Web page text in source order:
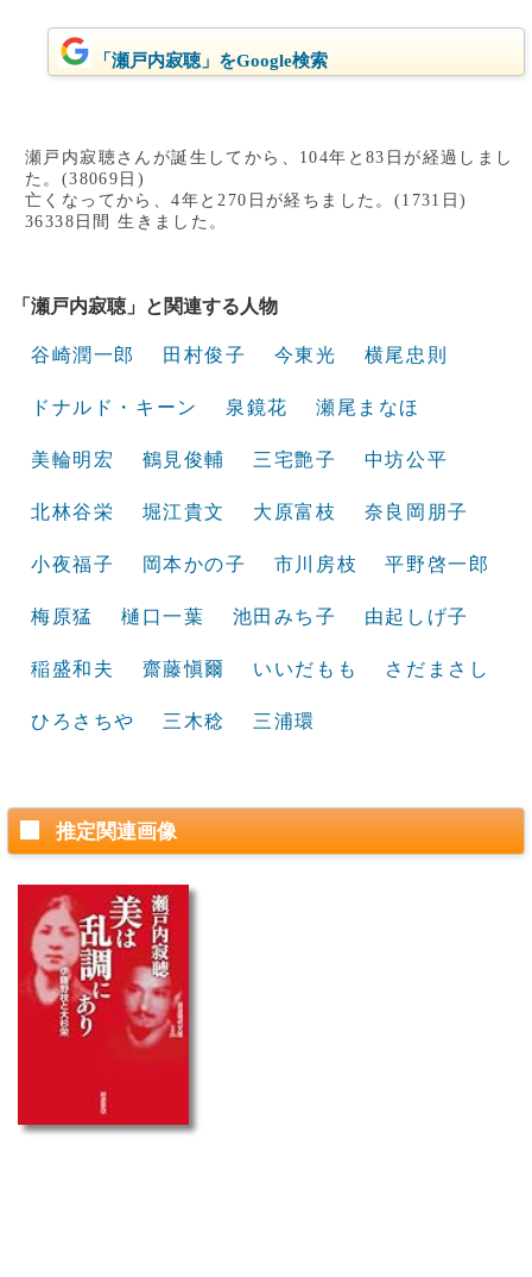
「瀬戸内寂聴」をGoogle検索
瀬戸内寂聴さんが誕生してから、104年と83日が経過しまし
た。(38069日)
亡くなってから、4年と270日が経ちました。(1731日)
36338日間 生きました。
「瀬戸内寂聴」と関連する人物
谷崎潤一郎 田村俊子 今東光 横尾忠則
ドナルド・キーン 泉鏡花 瀬尾まなほ
美輪明宏 鶴見俊輔 三宅艶子 中坊公平
北林谷栄 堀江貴文 大原富枝 奈良岡朋子
小夜福子 岡本かの子 市川房枝 平野啓一郎
梅原猛 樋口一葉 池田みち子 由起しげ子
稲盛和夫 齋藤愼爾 いいだもも さだまさし
ひろさちや 三木稔 三浦環
推定関連画像